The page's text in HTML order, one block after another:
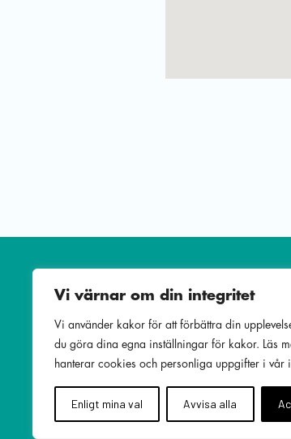
Vi värnar om din integritet
Vi använder kakor för att förbättra din
du göra dina egna inställningar för kakor. Läs
hanterar cookies och personliga uppgifter i vår
Enligt mina val Avvisa alla